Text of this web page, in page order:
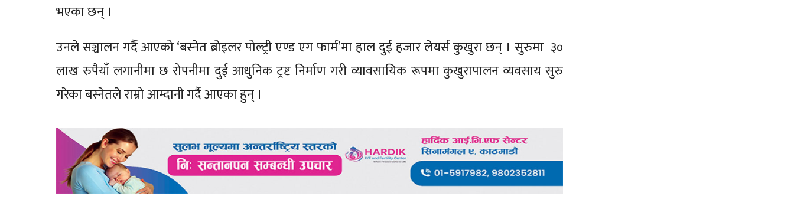
भएका छन् ।
उनले सञ्चालन गर्दै आएको ‘बस्नेत ब्रोइलर पोल्ट्री एण्ड एग फार्म’मा हाल दुई हजार लेयर्स कुखुरा छन् । सुरुमा ३०
लाख रुपैयाँ लगानीमा छ रोपनीमा दुई आधुनिक ट्रष्ट निर्माण गरी व्यावसायिक रूपमा कुखुरापालन व्यवसाय सुरु
गरेका बस्नेतले राम्रो आम्दानी गर्दै आएका हुन् ।